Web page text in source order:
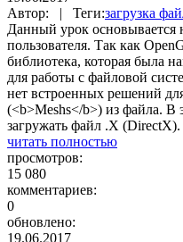
Автор: | Теги:загрузка
Данный урок основывается
пользователя. Так как
библиотека, которая была
для работы с файловой
нет встроенных решений
(<b>Meshs</b>) из файла. В
загружать файл .X (DirectX).
читать полностью
просмотров:
15 080
комментариев:
0
обновлено:
19.06.2017